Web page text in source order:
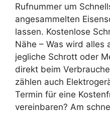
Rufnummer um
angesammelten
lassen. Kostenlose
Nähe – Was wird alles
jegliche Schrott oder
direkt beim
zählen auch
Termin für eine
vereinbaren? Am